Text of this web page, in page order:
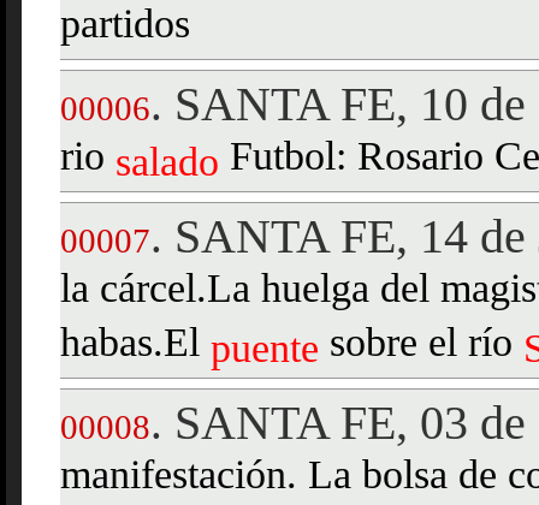
partidos
00006. SANTA FE, 10
rio salado Futbol: Rosario
00007. SANTA FE, 14
la cárcel.La huelga del
habas.El puente sobre el río
00008. SANTA FE, 03 de
manifestación. La bolsa de